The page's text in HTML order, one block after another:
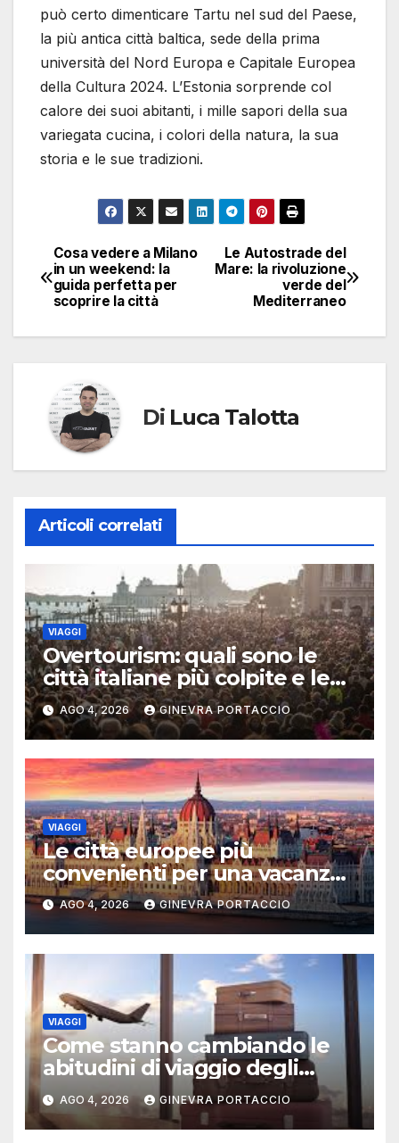
può certo dimenticare Tartu nel sud del Paese,
la più antica città baltica, sede della prima
università del Nord Europa e Capitale Europea
della Cultura 2024. L’Estonia sorprende col
calore dei suoi abitanti, i mille sapori della sua
variegata cucina, i colori della natura, la sua
storia e le sue tradizioni.
Navigazione
articoli
Le Autostrade del
Mare: la rivoluzione
verde del
Mediterraneo
Cosa vedere a Milano
in un weekend: la
guida perfetta per
scoprire la città
Di Luca Talotta
Articoli correlati
VIAGGI
Overtourism: quali sono le
città italiane più colpite e le
alternative da scegliere
AGO 4, 2026 GINEVRA PORTACCIO
VIAGGI
Le città europee più
convenienti per una vacanza
estiva
AGO 4, 2026 GINEVRA PORTACCIO
VIAGGI
Come stanno cambiando le
abitudini di viaggio degli
italiani
AGO 4, 2026 GINEVRA PORTACCIO